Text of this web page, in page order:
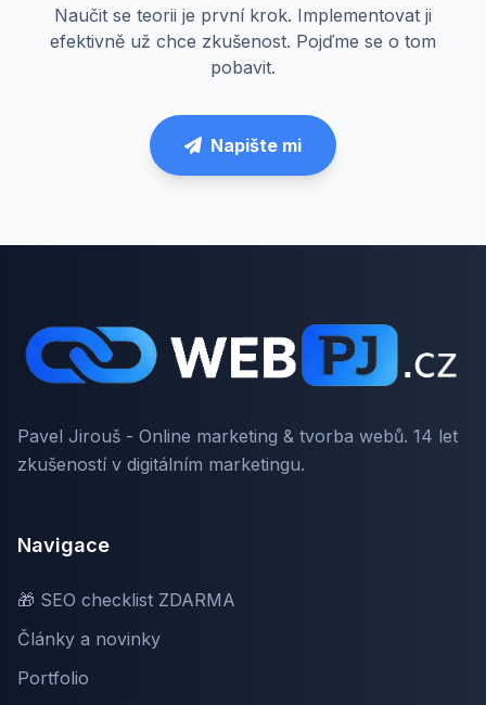
Naučit se teorii je první krok. Implementovat ji
efektivně už chce zkušenost. Pojďme se o tom
pobavit.
Napište mi
Pavel Jirouš - Online marketing & tvorba webů. 14 let
zkušeností v digitálním marketingu.
Navigace
🎁 SEO checklist ZDARMA
Články a novinky
Portfolio